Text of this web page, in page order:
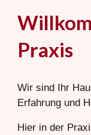
Praxis
Wir sind Ihr
Erfahrung und
Hier in der